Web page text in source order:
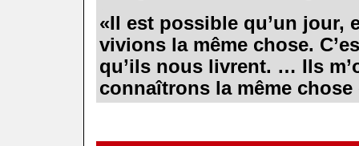
«Il est possible qu’un jour,
vivions la même chose.
qu’ils nous livrent. … Ils
connaîtrons la même chose